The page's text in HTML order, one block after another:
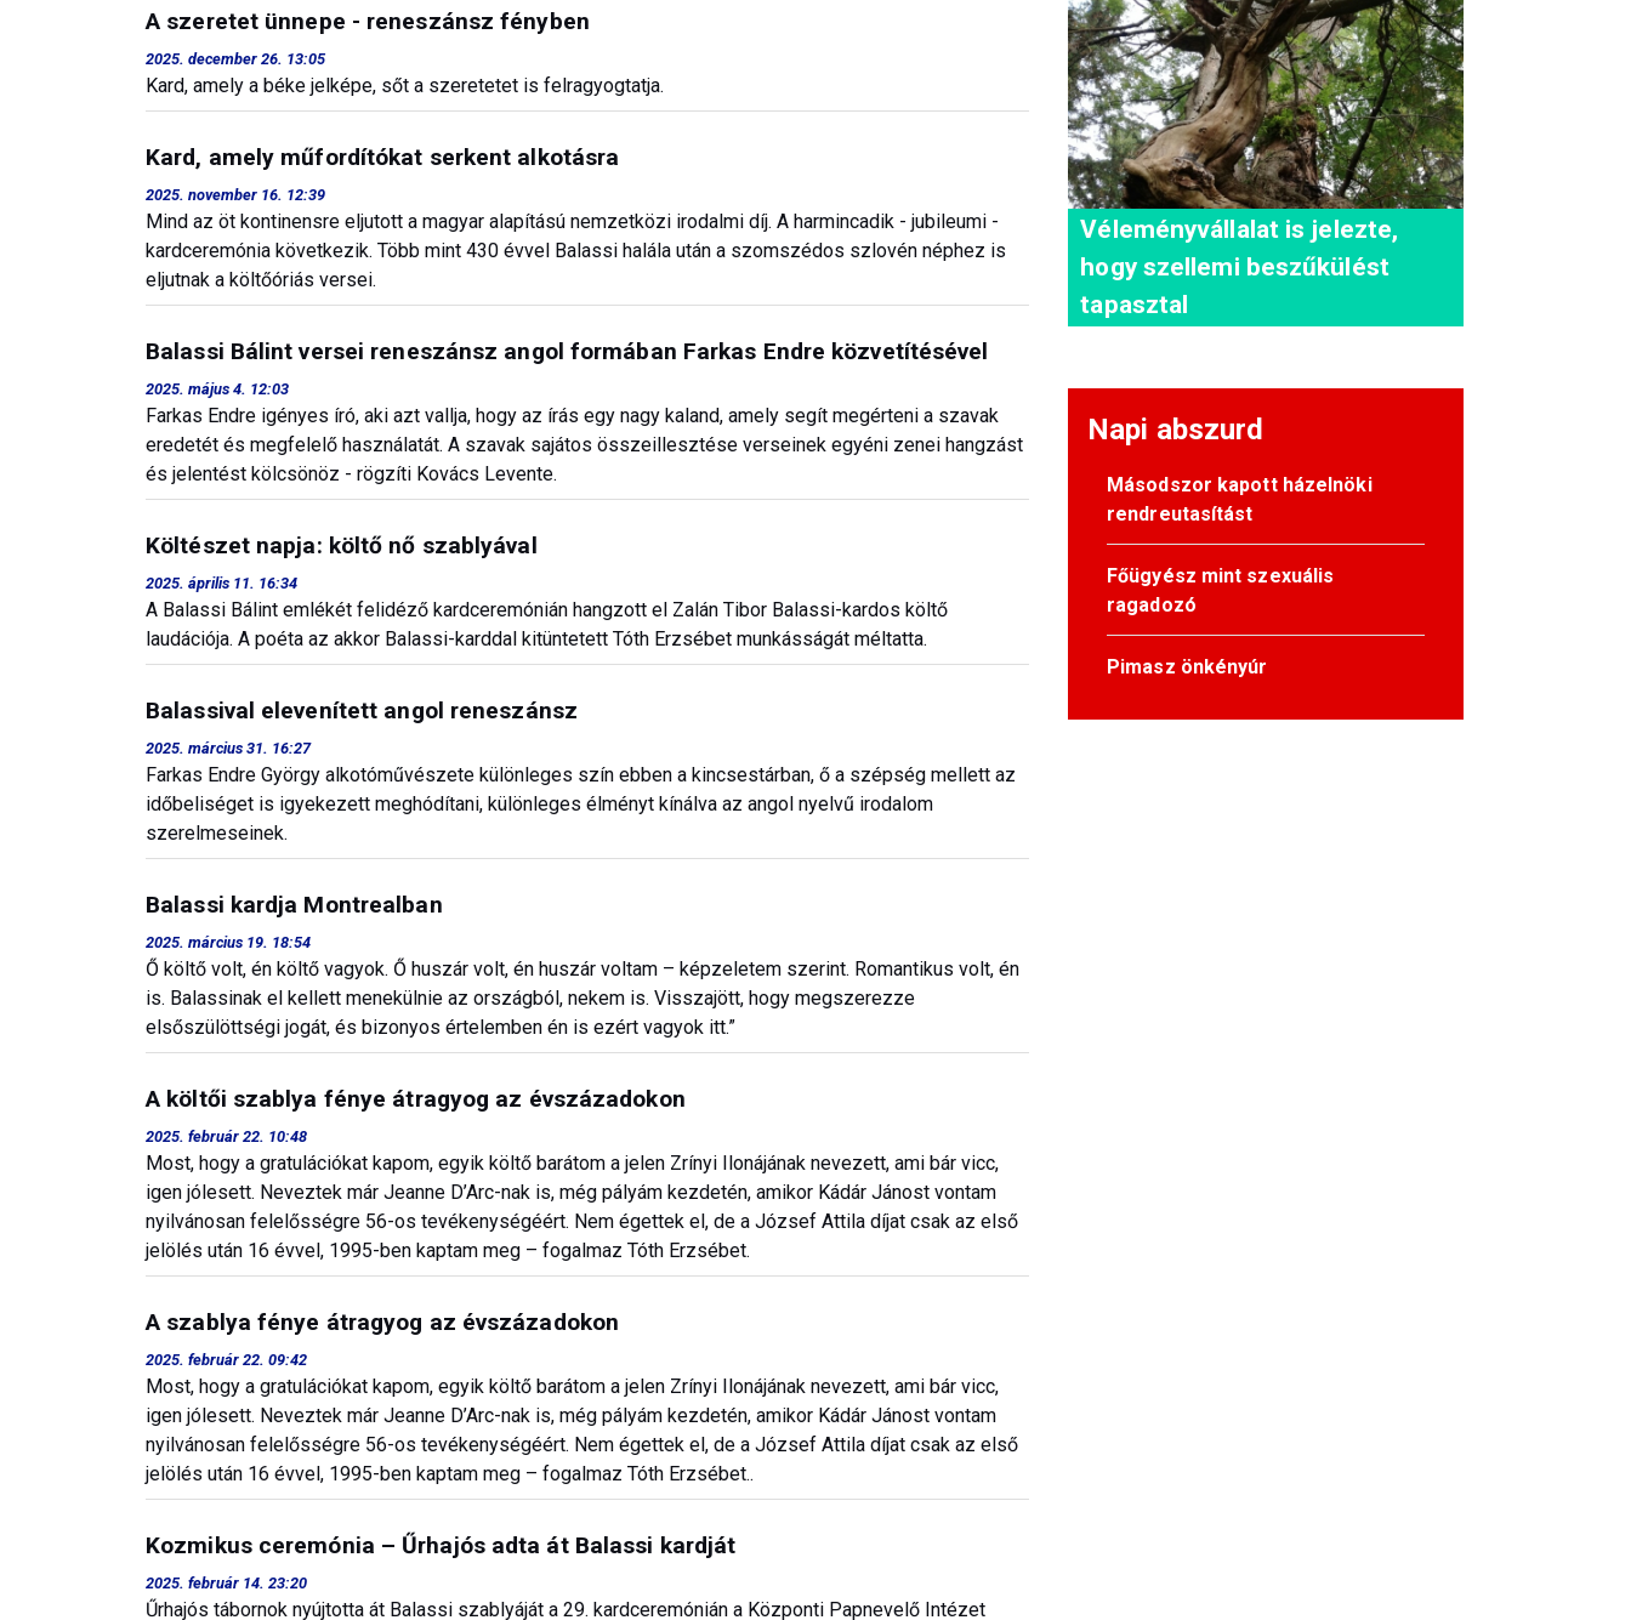
A szeretet ünnepe - reneszánsz fényben
2025. december 26. 13:05
Kard, amely a béke jelképe, sőt a szeretetet is felragyogtatja.
Kard, amely műfordítókat serkent alkotásra
2025. november 16. 12:39
Mind az öt kontinensre eljutott a magyar alapítású nemzetközi irodalmi díj. A harmincadik - jubileumi -
kardceremónia következik. Több mint 430 évvel Balassi halála után a szomszédos szlovén néphez is
eljutnak a költőóriás versei.
Balassi Bálint versei reneszánsz angol formában Farkas Endre közvetítésével
2025. május 4. 12:03
Farkas Endre igényes író, aki azt vallja, hogy az írás egy nagy kaland, amely segít megérteni a szavak
eredetét és megfelelő használatát. A szavak sajátos összeillesztése verseinek egyéni zenei hangzást
és jelentést kölcsönöz - rögzíti Kovács Levente.
Költészet napja: költő nő szablyával
2025. április 11. 16:34
A Balassi Bálint emlékét felidéző kardceremónián hangzott el Zalán Tibor Balassi-kardos költő
laudációja. A poéta az akkor Balassi-karddal kitüntetett Tóth Erzsébet munkásságát méltatta.
Balassival elevenített angol reneszánsz
2025. március 31. 16:27
Farkas Endre György alkotóművészete különleges szín ebben a kincsestárban, ő a szépség mellett az
időbeliséget is igyekezett meghódítani, különleges élményt kínálva az angol nyelvű irodalom
szerelmeseinek.
Balassi kardja Montrealban
2025. március 19. 18:54
Ő költő volt, én költő vagyok. Ő huszár volt, én huszár voltam – képzeletem szerint. Romantikus volt, én
is. Balassinak el kellett menekülnie az országból, nekem is. Visszajött, hogy megszerezze
elsőszülöttségi jogát, és bizonyos értelemben én is ezért vagyok itt.”
A költői szablya fénye átragyog az évszázadokon
2025. február 22. 10:48
Most, hogy a gratulációkat kapom, egyik költő barátom a jelen Zrínyi Ilonájának nevezett, ami bár vicc,
igen jólesett. Neveztek már Jeanne D’Arc-nak is, még pályám kezdetén, amikor Kádár Jánost vontam
nyilvánosan felelősségre 56-os tevékenységéért. Nem égettek el, de a József Attila díjat csak az első
jelölés után 16 évvel, 1995-ben kaptam meg – fogalmaz Tóth Erzsébet.
A szablya fénye átragyog az évszázadokon
2025. február 22. 09:42
Most, hogy a gratulációkat kapom, egyik költő barátom a jelen Zrínyi Ilonájának nevezett, ami bár vicc,
igen jólesett. Neveztek már Jeanne D’Arc-nak is, még pályám kezdetén, amikor Kádár Jánost vontam
nyilvánosan felelősségre 56-os tevékenységéért. Nem égettek el, de a József Attila díjat csak az első
jelölés után 16 évvel, 1995-ben kaptam meg – fogalmaz Tóth Erzsébet..
Kozmikus ceremónia – Űrhajós adta át Balassi kardját
2025. február 14. 23:20
Űrhajós tábornok nyújtotta át Balassi szablyáját a 29. kardceremónián a Központi Papnevelő Intézet
Véleményvállalat is jelezte,
hogy szellemi beszűkülést
tapasztal
Napi abszurd
Másodszor kapott házelnöki
rendreutasítást
Főügyész mint szexuális
ragadozó
Pimasz önkényúr